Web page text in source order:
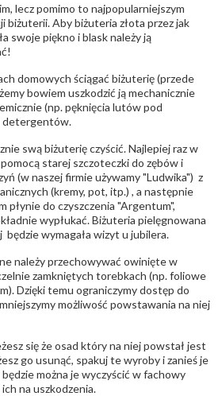
Cyrkonia
Cyrkonia - 2 szt.
NIP 7542889545; Tel. +48 77 54 90 100;
biuro@stelmach.pl
się dla dzieci w wieku poniżej 3 lat
w wyrobie wykonane z białego złota
zawierają nikiel
lecz pomimo to najpopularniejszym
biżuterii. Aby biżuteria złota przez jak
swoje piękno i blask należy ją
domowych ściągać biżuterię (przede
bowiem uszkodzić ją mechanicznie
(np. pęknięcia lutów pod
detergentów.
swą biżuterię czyścić. Najlepiej raz w
starej szczoteczki do zębów i
(w naszej firmie używamy "Ludwika") z
(kremy, pot, itp.) , a następnie
płynie do czyszczenia "Argentum",
wypłukać. Biżuteria pielęgnowana
wymagała wizyt u jubilera.
należy przechowywać owinięte w
zamkniętych torebkach (np. foliowe
Dzięki temu ograniczymy dostęp do
możliwość powstawania na niej
się że osad który na niej powstał jest
go usunąć, spakuj te wyroby i zanieś je
można je wyczyścić w fachowy
na uszkodzenia.